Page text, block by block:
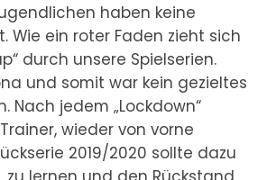
haben keine
Wie ein roter Faden zieht sich
durch unsere Spielserien.
und somit war kein gezieltes
Nach jedem „Lockdown“
wieder von vorne
2019/2020 sollte dazu